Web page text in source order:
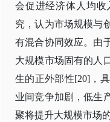
会促进经济体人均收
究，认为市场规模与
有混合协同效应。由
大规模市场固有的人
生的正外部性[20]，
业间竞争加剧，低生
聚将提升大规模市场